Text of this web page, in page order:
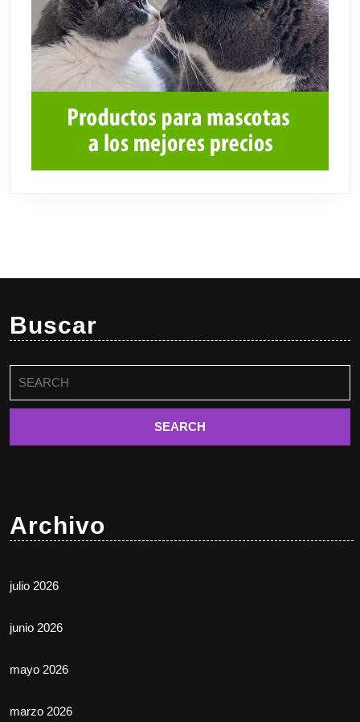
Buscar
Archivo
julio 2026
junio 2026
mayo 2026
marzo 2026